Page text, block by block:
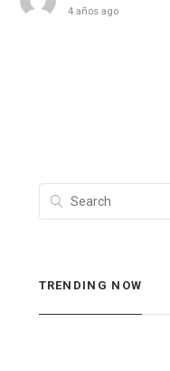
4 años ago
TRENDING NOW